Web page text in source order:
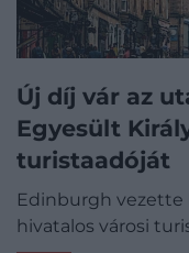
Új díj vár az
Egyesült
turistaadóját
Edinburgh vezette
hivatalos városi